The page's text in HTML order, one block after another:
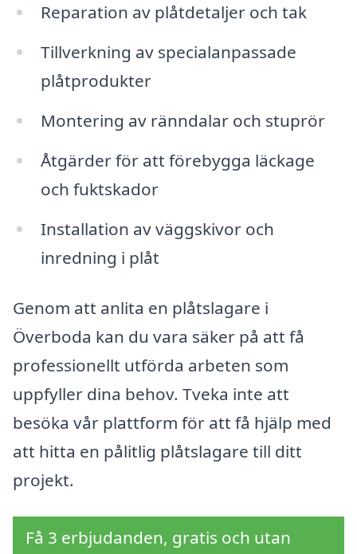
Reparation av plåtdetaljer och tak
Tillverkning av specialanpassade
plåtprodukter
Montering av ränndalar och stuprör
Åtgärder för att förebygga läckage
och fuktskador
Installation av väggskivor och
inredning i plåt
Genom att anlita en plåtslagare i
Överboda kan du vara säker på att få
professionellt utförda arbeten som
uppfyller dina behov. Tveka inte att
besöka vår plattform för att få hjälp med
att hitta en pålitlig plåtslagare till ditt
projekt.
Få 3 erbjudanden, gratis och utan